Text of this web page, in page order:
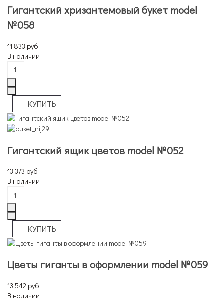
Гигантский хризантемовый букет model
№058
11 833 руб
В наличии
Гигантский ящик цветов model №052
13 373 руб
В наличии
Цветы гиганты в оформлении model №059
13 542 руб
В наличии